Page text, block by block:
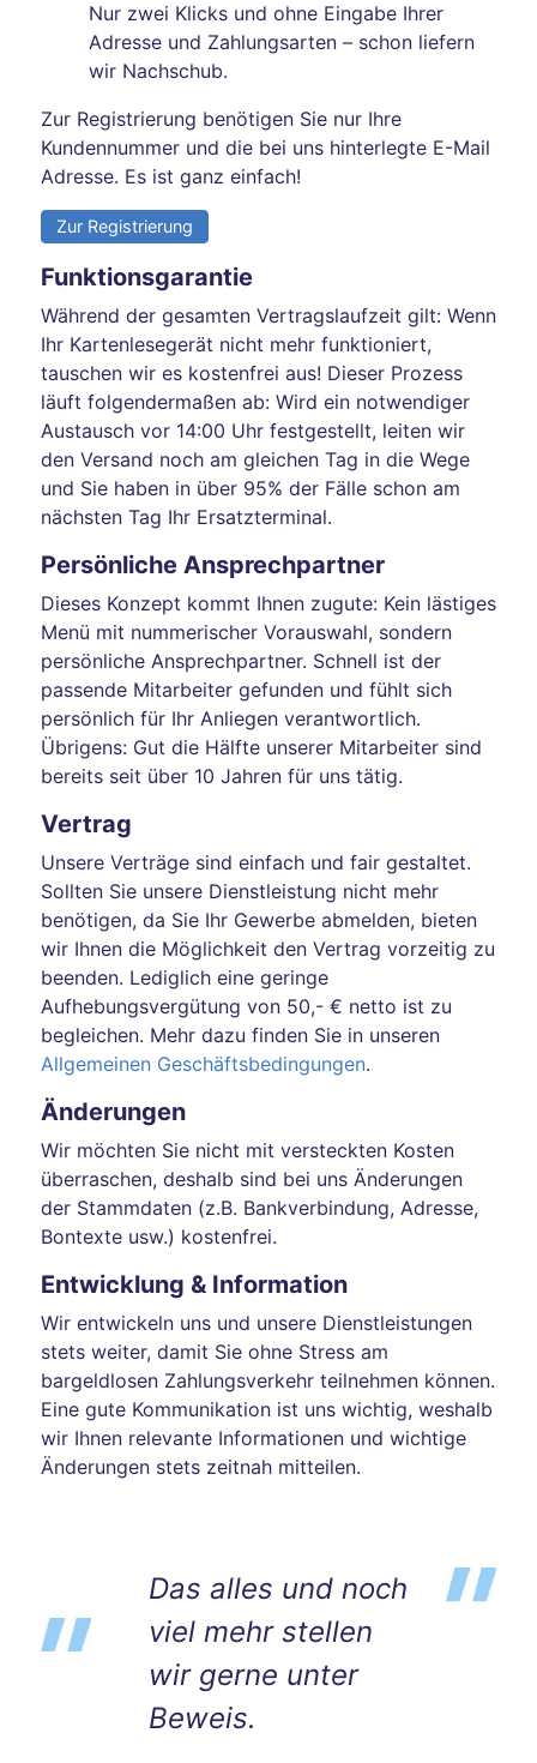
Nur zwei Klicks und ohne Eingabe Ihrer
Adresse und Zahlungsarten – schon liefern
wir Nachschub.
Zur Registrierung benötigen Sie nur Ihre
Kundennummer und die bei uns hinterlegte E-Mail
Adresse. Es ist ganz einfach!
Zur Registrierung
Funktionsgarantie
Während der gesamten Vertragslaufzeit gilt: Wenn
Ihr Kartenlesegerät nicht mehr funktioniert,
tauschen wir es kostenfrei aus! Dieser Prozess
läuft folgendermaßen ab: Wird ein notwendiger
Austausch vor 14:00 Uhr festgestellt, leiten wir
den Versand noch am gleichen Tag in die Wege
und Sie haben in über 95% der Fälle schon am
nächsten Tag Ihr Ersatzterminal.
Persönliche Ansprechpartner
Dieses Konzept kommt Ihnen zugute: Kein lästiges
Menü mit nummerischer Vorauswahl, sondern
persönliche Ansprechpartner. Schnell ist der
passende Mitarbeiter gefunden und fühlt sich
persönlich für Ihr Anliegen verantwortlich.
Übrigens: Gut die Hälfte unserer Mitarbeiter sind
bereits seit über 10 Jahren für uns tätig.
Vertrag
Unsere Verträge sind einfach und fair gestaltet.
Sollten Sie unsere Dienstleistung nicht mehr
benötigen, da Sie Ihr Gewerbe abmelden, bieten
wir Ihnen die Möglichkeit den Vertrag vorzeitig zu
beenden. Lediglich eine geringe
Aufhebungsvergütung von 50,- € netto ist zu
begleichen. Mehr dazu finden Sie in unseren
Allgemeinen Geschäftsbedingungen.
Änderungen
Wir möchten Sie nicht mit versteckten Kosten
überraschen, deshalb sind bei uns Änderungen
der Stammdaten (z.B. Bankverbindung, Adresse,
Bontexte usw.) kostenfrei.
Entwicklung & Information
Wir entwickeln uns und unsere Dienstleistungen
stets weiter, damit Sie ohne Stress am
bargeldlosen Zahlungsverkehr teilnehmen können.
Eine gute Kommunikation ist uns wichtig, weshalb
wir Ihnen relevante Informationen und wichtige
Änderungen stets zeitnah mitteilen.
Das alles und noch
viel mehr stellen
wir gerne unter
Beweis.